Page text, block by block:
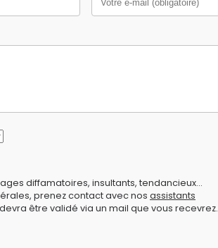
diffamatoires, insultants, tendancieux...
prenez contact avec nos assistants
être validé via un mail que vous recevrez.